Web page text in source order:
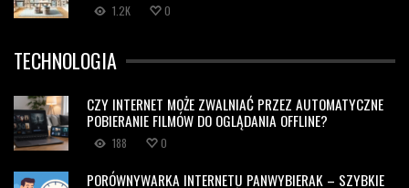
1.2K 0
TECHNOLOGIA
CZY INTERNET MOŻE ZWALNIAĆ PRZEZ AUTOMATYCZNE
POBIERANIE FILMÓW DO OGLĄDANIA OFFLINE?
188 0
PORÓWNYWARKA INTERNETU PANWYBIERAK – SZYBKIE